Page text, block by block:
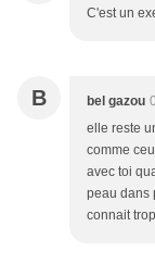
C'est un
B bel gazou
elle reste
comme
avec toi
peau dans
connait